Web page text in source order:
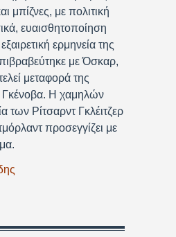
μπίζνες, με πολιτική
ευαισθητοποίηση
ερμηνεία της
με Όσκαρ,
μεταφορά της
Γκένοβα. Η χαμηλών
των Ρίτσαρντ Γκλέιτζερ
προσεγγίζει με